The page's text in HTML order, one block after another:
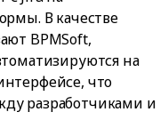
В качестве
BPMSoft,
на
что
разработчиками и